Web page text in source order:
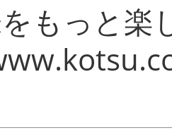
もっと楽